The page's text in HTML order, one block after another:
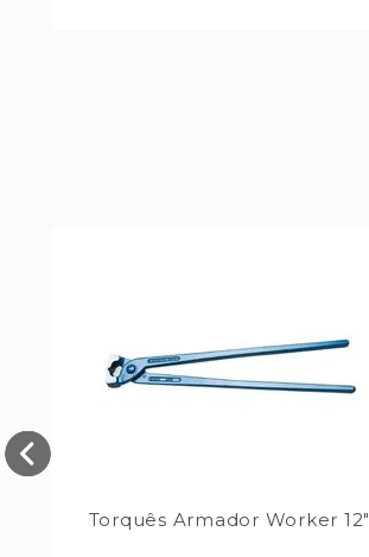
Torquês Armador Worker 12"